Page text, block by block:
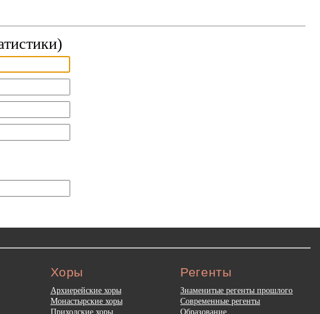
Хоры
Архиерейские хоры
Монастырские хоры
Приходские хоры
Регенты
Знаменитые регенты прошлого
Современные регенты
Образование